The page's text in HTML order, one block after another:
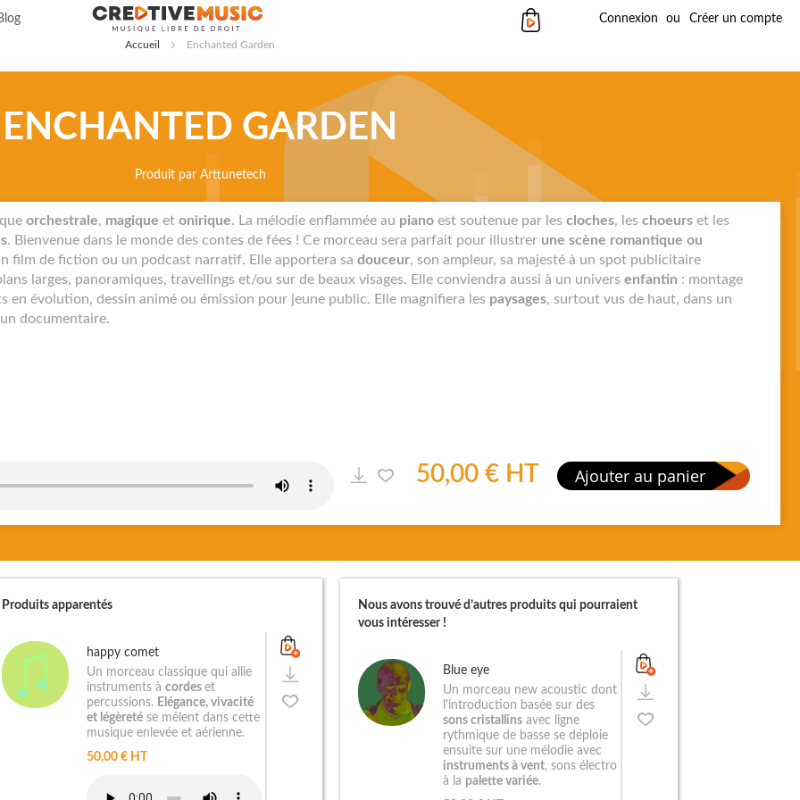
Connexion Créer un compte
Mon panier
Accueil Enchanted Garden
ENCHANTED GARDEN
Produit par Arttunetech
orchestrale, magique et onirique. La mélodie enflammée au piano est soutenue par les cloches, les choeurs et les
. Bienvenue dans le monde des contes de fées ! Ce morceau sera parfait pour illustrer une scène romantique ou
film de fiction ou un podcast narratif. Elle apportera sa douceur, son ampleur, sa majesté à un spot publicitaire
larges, panoramiques, travellings et/ou sur de beaux visages. Elle conviendra aussi à un univers enfantin : montage
en évolution, dessin animé ou émission pour jeune public. Elle magnifiera les paysages, surtout vus de haut, dans un
documentaire.
50,00 € HT Ajouter au panier
Produits apparentés
happy comet
Un morceau classique qui allie
instruments àcordeset
percussions. Elégance, vivacité
et légèreté se mêlent dans cette
musique enlevée et aérienne.
50,00 € HT
Nous avons trouvé d’autres produits qui pourraient
vous intéresser !
Blue eye
Un morceau new acoustic dont
l'introduction basée sur des
sons cristallinsavec ligne
rythmique de basse se déploie
ensuite sur une mélodie avec
instruments à vent, sons électro
à la palette variée.